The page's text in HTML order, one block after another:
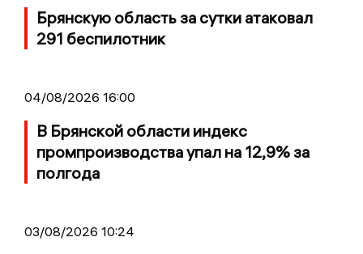
Брянскую область за сутки атаковал
291 беспилотник
04/08/2026 16:00
В Брянской области индекс
промпроизводства упал на 12,9% за
полгода
03/08/2026 10:24